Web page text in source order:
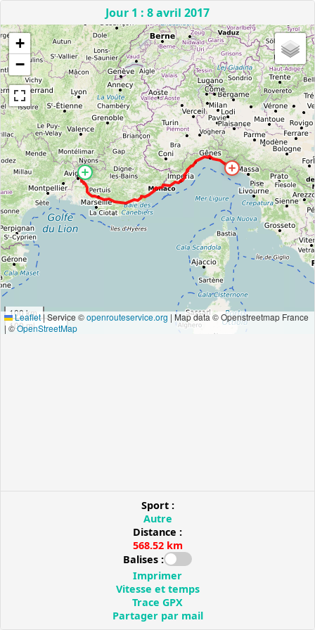
Jour 1 : 8 avril 2017
+
−
100 km
100 mi
Leaflet|Service ©openrouteservice.org | Map data © Openstreetmap France
| ©OpenStreetMap
Sport :
Autre
Distance :
568.52 km
Balises :
Imprimer
Vitesse et temps
Trace GPX
Partager par mail